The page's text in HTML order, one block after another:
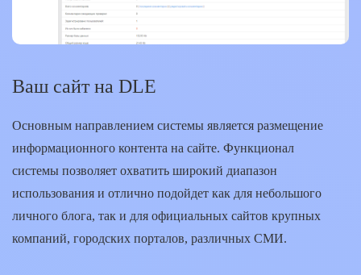
Ваш сайт на DLE
Основным направлением системы является размещение
информационного контента на сайте. Функционал
системы позволяет охватить широкий диапазон
использования и отлично подойдет как для небольшого
личного блога, так и для официальных сайтов крупных
компаний, городских порталов, различных СМИ.